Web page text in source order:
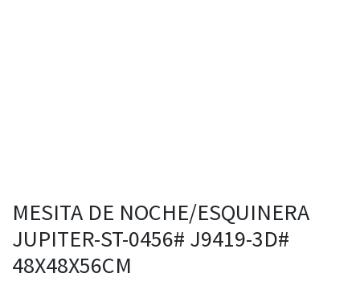
MESITA DE NOCHE/ESQUINERA
JUPITER-ST-0456# J9419-3D#
48X48X56CM